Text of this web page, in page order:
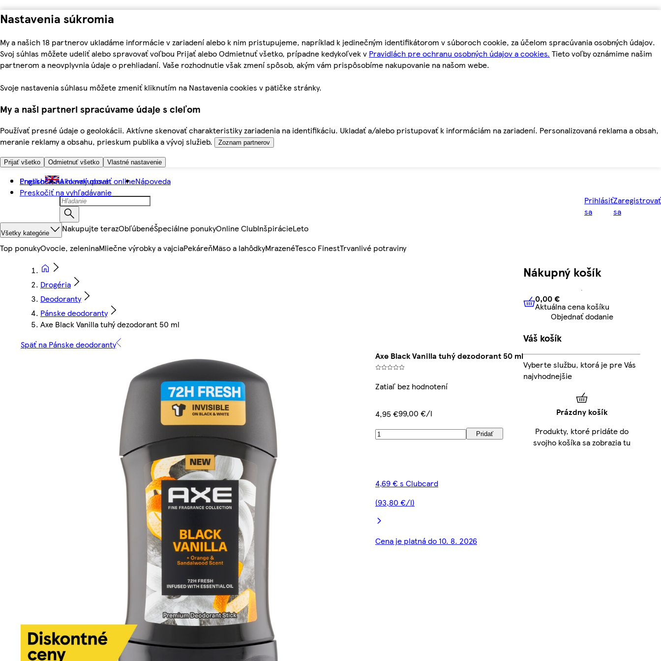
Nastavenia súkromia
My a našich 18 partnerov ukladáme informácie v zariadení alebo k nim pristupujeme, napríklad k jedinečným identifikátorom v súboroch cookie, za účelom spracúvania osobných údajov.
Svoj súhlas môžete udeliť alebo spravovať voľbou Prijať alebo Odmietnuť všetko, prípadne kedykoľvek v Pravidlách pre ochranu osobných údajov a cookies. Tieto voľby oznámime našim
partnerom a neovplyvnia údaje o prehliadaní. Vaše rozhodnutie však zmení spôsob, akým vám prispôsobíme nakupovanie na našom webe.
Svoje nastavenia súhlasu môžete zmeniť kliknutím na Nastavenia cookies v pätičke stránky.
My a naši partneri spracúvame údaje s cieľom
Používať presné údaje o geolokácii. Aktívne skenovať charakteristiky zariadenia na identifikáciu. Ukladať a/alebo pristupovať k informáciám na zariadení. Personalizovaná reklama a obsah,
meranie reklamy a obsahu, prieskum publika a vývoj služieb.
Zoznam partnerov
Prijať všetko Odmietnuť všetko Vlastné nastavenie
Preskočiť na hlavný obsah
Preskočiť na vyhľadávanie
English Ako nakupovať onlineNápoveda
Prihlásiť
sa
Zaregistrovať
sa
Všetky kategórie Nakupujte terazObľúbenéŠpeciálne ponukyOnline ClubInšpirácieLeto
Top ponukyOvocie, zeleninaMliečne výrobky a vajciaPekáreňMäso a lahôdkyMrazenéTesco FinestTrvanlivé potraviny
Drogéria
Deodoranty
Pánske deodoranty
Axe Black Vanilla tuhý dezodorant 50 ml
Späť na Pánske deodoranty
Axe Black Vanilla tuhý dezodorant 50 ml
Zatiaľ bez hodnotení
4,95 €99,00 €/l
Pridať
4,69 € s Clubcard
(93,80 €/l)
Cena je platná do 10. 8. 2026
Nákupný košík
0,00 € Aktuálna cena košíku
0,00 €
Aktuálna cena košíku
Objednať dodanie
Váš košík
Vyberte službu, ktorá je pre Vás
najvhodnejšie
Prázdny košík
Produkty, ktoré pridáte do
svojho košíka sa zobrazia tu